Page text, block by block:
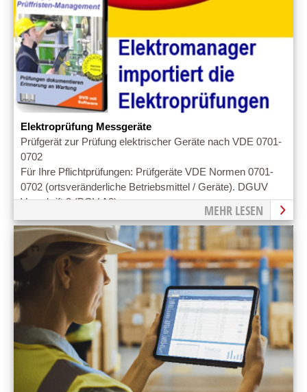
Elektroprüfung Messgeräte
Prüfgerät zur Prüfung elektrischer Geräte nach VDE 0701-
0702
Für Ihre Pflichtprüfungen: Prüfgeräte VDE Normen 0701-
0702 (ortsveränderliche Betriebsmittel / Geräte). DGUV
Vorschrift 3 (BGV A3)
MEHR LESEN